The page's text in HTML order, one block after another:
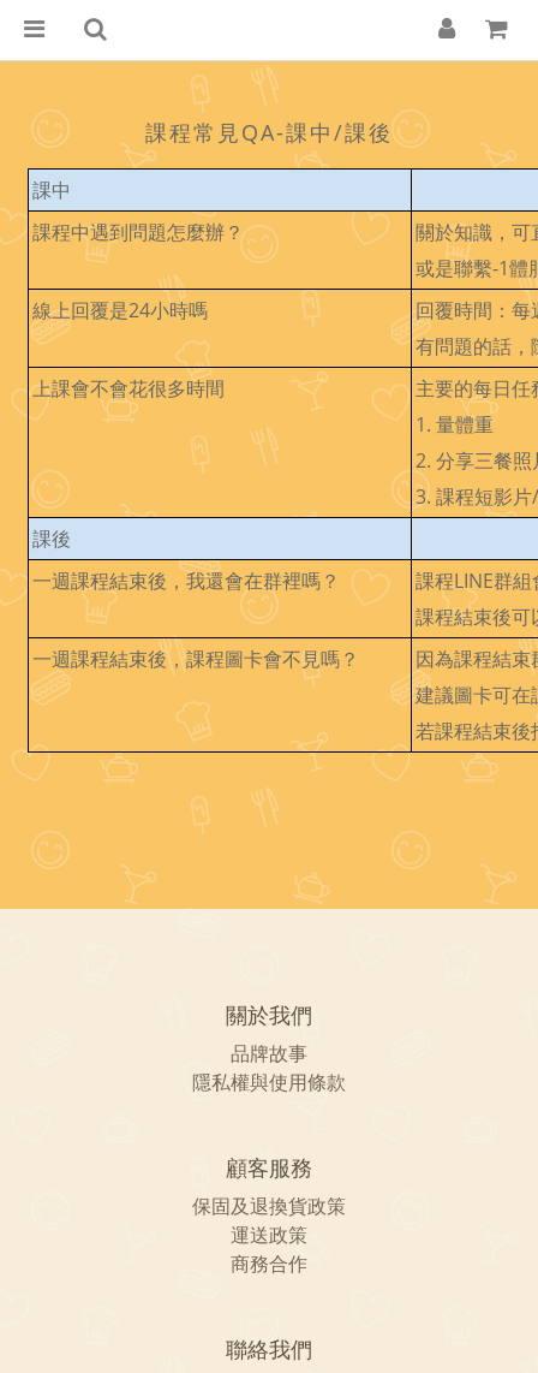
課程常見QA-課中/課後
課中
課程中遇到問題怎麼辦？
關於知識，可
或是聯繫-1體
線上回覆是24小時嗎
回覆時間：每
有問題的話，
上課會不會花很多時間
主要的每日任
1. 量體重
2. 分享三餐照
3. 課程短影
課後
一週課程結束後，我還會在群裡嗎？
課程LINE群
課程結束後可
一週課程結束後，課程圖卡會不見嗎？
因為課程結
建議圖卡可在
若課程結束後
關於我們
品牌故事
隱私權與使用條款
顧客服務
保固及退換貨政策
運送政策
商務合作
聯絡我們